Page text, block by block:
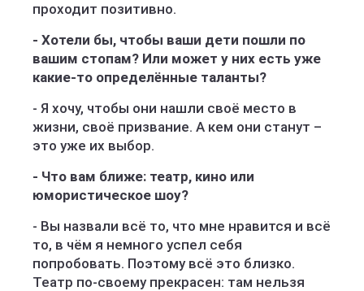
проходит позитивно.
- Хотели бы, чтобы ваши дети пошли по
вашим стопам? Или может у них есть уже
какие-то определённые таланты?
- Я хочу, чтобы они нашли своё место в
жизни, своё призвание. А кем они станут –
это уже их выбор.
- Что вам ближе: театр, кино или
юмористическое шоу?
- Вы назвали всё то, что мне нравится и всё
то, в чём я немного успел себя
попробовать. Поэтому всё это близко.
Театр по-своему прекрасен: там нельзя